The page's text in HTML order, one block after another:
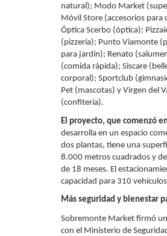
natural); Modo Market
Móvil Store (accesorios para
Óptica Scerbo (óptica);
(pizzería); Punto Viamonte
para jardín); Renato
(comida rápida); Siscare
corporal); Sportclub
Pet (mascotas) y Virgen del
(confitería).
El proyecto, que comenzó
desarrolla en un espacio
dos plantas, tiene una
8.000 metros cuadrados y
de 18 meses. El
capacidad para 310
Más seguridad y bienestar
Sobremonte Market firmó
con el Ministerio de